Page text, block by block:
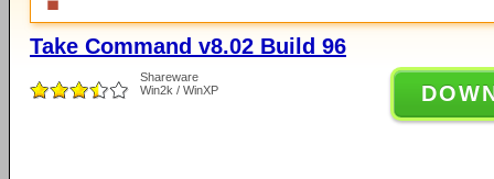
Take Command v8.02 Build 96
Shareware
Win2k / WinXP